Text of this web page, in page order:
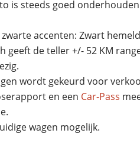
is steeds goed
accenten: Zwart
geeft de teller +/- 52 KM
wordt gekeurd voor
en een Car-Pass
wagen mogelijk.